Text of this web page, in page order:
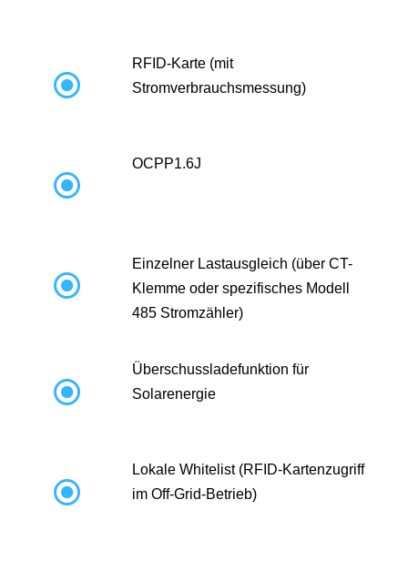

RFID-Karte (mit
Stromverbrauchsmessung)

OCPP1.6J

Einzelner Lastausgleich (über CT-
Klemme oder spezifisches Modell
485 Stromzähler)

Überschussladefunktion für
Solarenergie

Lokale Whitelist (RFID-Kartenzugriff
im Off-Grid-Betrieb)